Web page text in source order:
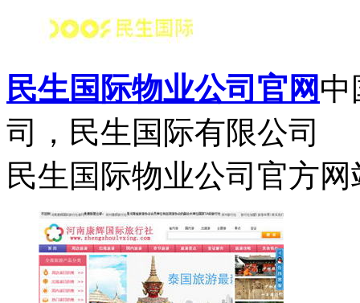
民生国际物业公司官网 中
司，民生国际有限公司
民生国际物业公司官方